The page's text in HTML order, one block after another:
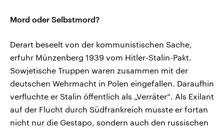
Mord oder Selbstmord?
Derart beseelt von der kommunistischen Sache,
erfuhr Münzenberg 1939 vom Hitler-Stalin-Pakt.
Sowjetische Truppen waren zusammen mit der
deutschen Wehrmacht in Polen eingefallen. Daraufhin
verfluchte er Stalin öffentlich als „Verräter“. Als Exilant
auf der Flucht durch Südfrankreich musste er fortan
nicht nur die Gestapo, sondern auch den russischen